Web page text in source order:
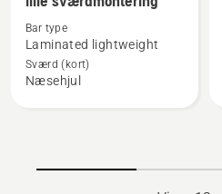
detaljer
om
Force
Bar type
Laminated lightweight
Sværd (kort)
Næsehjul